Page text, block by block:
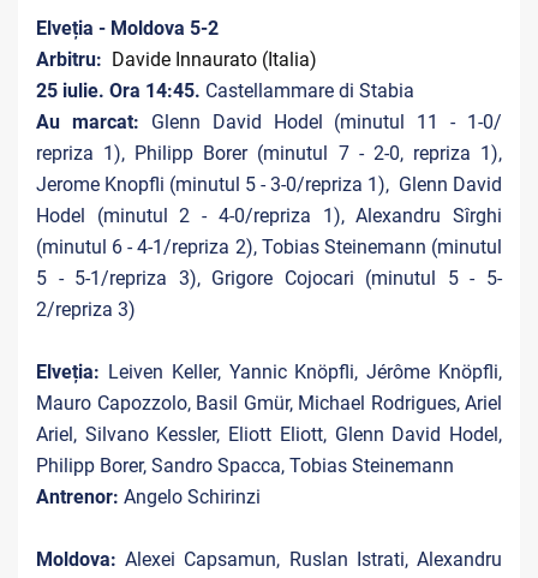
Elveția - Moldova 5-2
Arbitru: Davide Innaurato (Italia)
25 iulie. Ora 14:45. Castellammare di Stabia
Au marcat: Glenn David Hodel (minutul 11 - 1-0/
repriza 1), Philipp Borer (minutul 7 - 2-0, repriza 1),
Jerome Knopfli (minutul 5 - 3-0/repriza 1), Glenn David
Hodel (minutul 2 - 4-0/repriza 1), Alexandru Sîrghi
(minutul 6 - 4-1/repriza 2), Tobias Steinemann (minutul
5 - 5-1/repriza 3), Grigore Cojocari (minutul 5 - 5-
2/repriza 3)
Elveția: Leiven Keller, Yannic Knöpfli, Jérôme Knöpfli,
Mauro Capozzolo, Basil Gmür, Michael Rodrigues, Ariel
Ariel, Silvano Kessler, Eliott Eliott, Glenn David Hodel,
Philipp Borer, Sandro Spacca, Tobias Steinemann
Antrenor: Angelo Schirinzi
Moldova:Alexei Capsamun, Ruslan Istrati, Alexandru